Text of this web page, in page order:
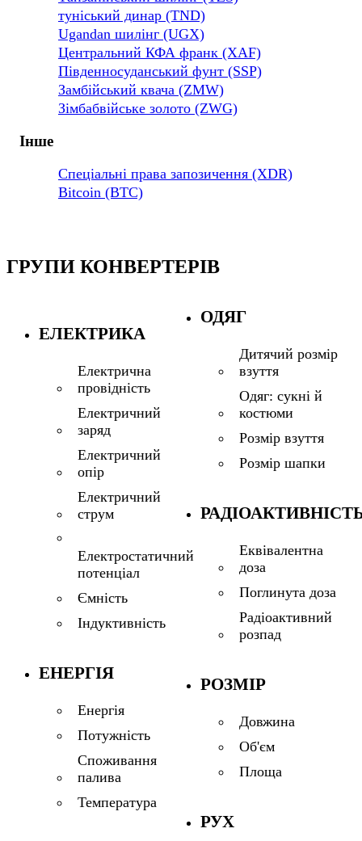
туніський динар (TND)
Ugandan шилінг (UGX)
Центральний КФА франк (XAF)
Південносуданський фунт (SSP)
Замбійський квача (ZMW)
Зімбабвійське золото (ZWG)
Інше
Спеціальні права запозичення (XDR)
Bitcoin (BTC)
ГРУПИ КОНВЕРТЕРІВ
ЕЛЕКТРИКА
Електрична
провідність
Електричний
заряд
Електричний
опір
Електричний
струм
Електростатичний
потенціал
Ємність
Індуктивність
ЕНЕРГІЯ
Енергія
Потужність
Споживання
палива
Температура
ОДЯГ
Дитячий розмір
взуття
Одяг: сукні й
костюми
Розмір взуття
Розмір шапки
Еквівалентна
доза
Поглинута доза
Радіоактивний
розпад
РОЗМІР
Довжина
Об'єм
Площа
РУХ